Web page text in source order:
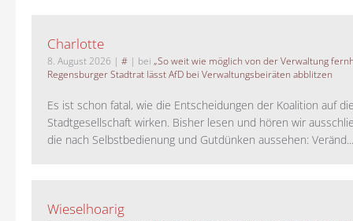
Charlotte
8. August 2026 | # | bei „So weit wie möglich von der Verwaltung
Regensburger Stadtrat lässt AfD bei Verwaltungsbeiräten abblitzen
Es ist schon fatal, wie die Entscheidungen der Koalition auf
Stadtgesellschaft wirken. Bisher lesen und hören wir
die nach Selbstbedienung und Gutdünken aussehen: Veränd...
Wieselhoarig